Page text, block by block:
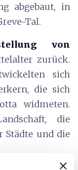
abgebaut, in
Tal.
von
zurück.
sich
die sich
widmeten.
die
Städte und die